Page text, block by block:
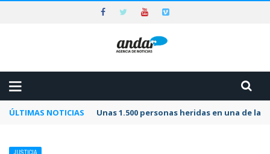
ÚLTIMAS NOTICIAS Unas 1.500 personas heridas en una de